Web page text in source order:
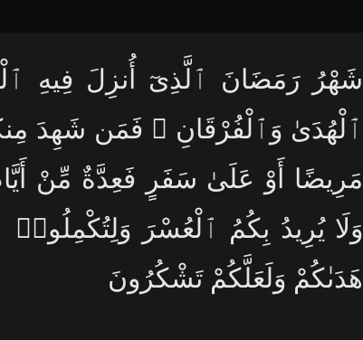
شَهْرُ رَمَضَانَ ٱلَّذِىٓ أُنزِلَ فِيهِ
ٱلْهُدَىٰ وَٱلْفُرْقَانِ ۚ فَمَن شَهِدَ
مَرِيضًا أَوْ عَلَىٰ سَفَرٍ فَعِدَّةٌ مِّنْ
وَلَا يُرِيدُ بِكُمُ ٱلْعُسْرَ
هَدَىٰكُمْ وَلَعَلَّكُمْ تَشْكُرُونَ